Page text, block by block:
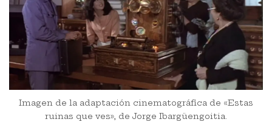
Imagen de la adaptación cinematográfica de «Estas
ruinas que ves», de Jorge Ibargüengoitia.